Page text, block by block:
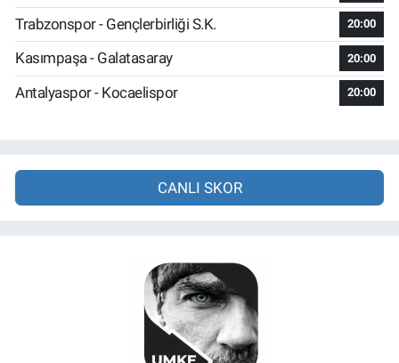
Trabzonspor - Gençlerbirliği S.K. 20:00
Kasımpaşa - Galatasaray 20:00
Antalyaspor - Kocaelispor 20:00
CANLI SKOR